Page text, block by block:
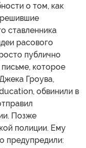
о том, как
ставленника
расового
публично
которое
Гроува,
обвинили в
Позже
полиции. Ему
предупредили: